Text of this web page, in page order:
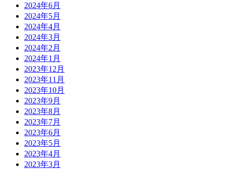
2024年6月
2024年5月
2024年4月
2024年3月
2024年2月
2024年1月
2023年12月
2023年11月
2023年10月
2023年9月
2023年8月
2023年7月
2023年6月
2023年5月
2023年4月
2023年3月